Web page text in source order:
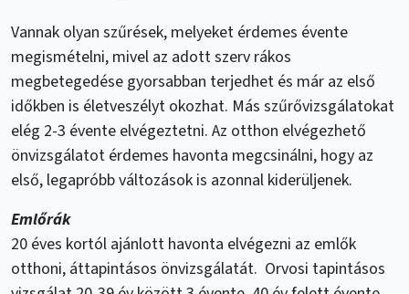
Vannak olyan szűrések, melyeket érdemes évente
megismételni, mivel az adott szerv rákos
megbetegedése gyorsabban terjedhet és már az első
időkben is életveszélyt okozhat. Más szűrővizsgálatokat
elég 2-3 évente elvégeztetni. Az otthon elvégezhető
önvizsgálatot érdemes havonta megcsinálni, hogy az
első, legapróbb változások is azonnal kiderüljenek.
Emlőrák
20 éves kortól ajánlott havonta elvégezni az emlők
otthoni, áttapintásos önvizsgálatát. Orvosi tapintásos